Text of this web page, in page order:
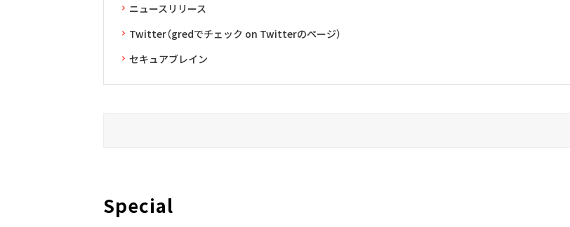
ニュースリリース
Twitter（gredでチェック on Twitterのページ）
セキュアブレイン
Special